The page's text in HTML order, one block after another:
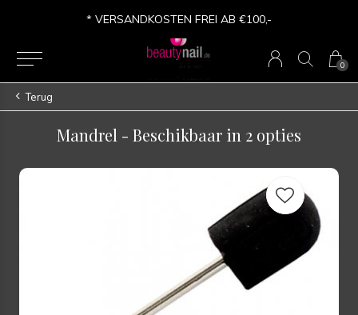
0
* VERSANDKOSTEN FREI AB €100,-
Terug
Mandrel - Beschikbaar in 2 opties